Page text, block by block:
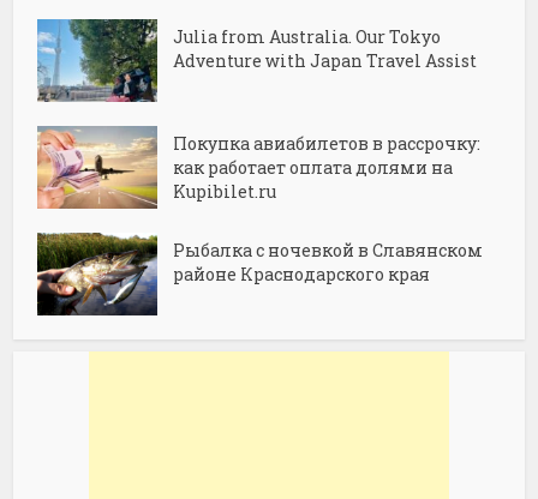
Julia from Australia. Our Tokyo
Adventure with Japan Travel Assist
Покупка авиабилетов в рассрочку:
как работает оплата долями на
Kupibilet.ru
Рыбалка с ночевкой в Славянском
районе Краснодарского края